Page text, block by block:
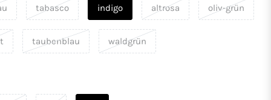
tabasco indigo altrosa oliv-grün
taubenblau waldgrün